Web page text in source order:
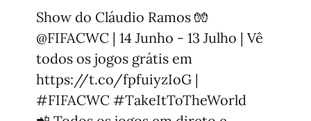
Show do Cláudio Ramos 🧤
@FIFACWC | 14 Junho - 13 Julho | Vê
todos os jogos grátis em
https://t.co/fpfuiyzIoG |
#FIFACWC #TakeItToTheWorld